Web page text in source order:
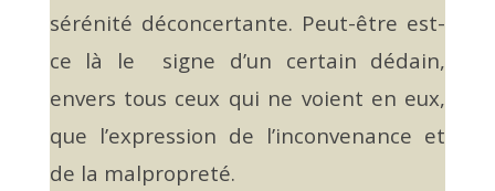
sérénité déconcertante. Peut-être est-
ce là le signe d’un certain dédain,
envers tous ceux qui ne voient en eux,
que l’expression de l’inconvenance et
de la malpropreté.